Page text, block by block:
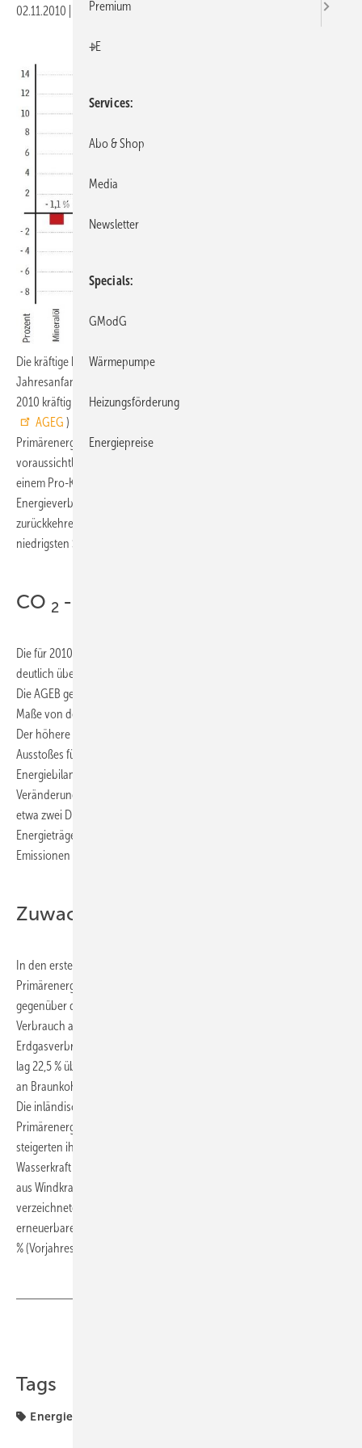
02.11.2010 Druckvorschau
Die kräftige konjunkturelle Erholung und die Kälteperiode am
Jahresanfang werden den Energieverbrauch in Deutschland im Jahr
2010 kräftig steigern. Die Arbeitsgemeinschaft Energiebilanzen (
AGEG ) rechnet in ihrer ersten Prognose für das Gesamtjahr beim
Primärenergieverbrauch mit einem Zuwachs um knapp 4 % auf
voraussichtlich etwa 13.900 PJ (das entspricht 475 Mio. t SKE und
einem Pro-Kopf-Verbrauch von 47.150 kWh). Damit würde der
Energieverbrauch aber noch nicht zum Niveau des Jahres 2008
zurückkehren, sondern – mit Ausnahme des Jahres 2009 – den
niedrigsten Stand seit 1990 haben.
CO 2 -Emissionen werden steigen
Die für 2010 geschätzte Zunahme des Energieverbrauchs liegt
deutlich über dem erwarteten Wirtschaftswachstum von bis zu 3,5 %.
Die AGEB geht davon aus, dass die konjunkturelle Erholung in starkem
Maße von den energieintensiven Industriebranchen getragen wird.
Der höhere Energieverbrauch wird zu einem Anstieg des CO
Ausstoßes führen, da sich nach den Berechnungen der AG
Energiebilanzen beim Mix der Energieträger 2010 nur geringfügige
Veränderungen zugunsten CO
etwa zwei Drittel des Verbrauchszuwachses auf kohlenstoffhaltige
Energieträger entfällt. Gerechnet wird mit einer Zunahme der CO
Emissionen um rund 4 %.
Zuwachs bis September über 4,1 %
In den ersten neun Monaten des Jahres 2010 stieg der Verbrauch an
Primärenergieträgern nach aktuellen Berechnungen der AGEB
gegenüber dem Vorjahreszeitraum um 4,1 % auf 10.216 PJ. Der
Verbrauch an Mineralöl verringerte sich um gut 1 %. Der
Erdgasverbrauch erhöhte sich um 5 %. Der Verbrauch an Steinkohle
lag 22,5 % über dem Vorjahreszeitraum, der Primärenergieverbrauch
an Braunkohle lag knapp über dem Niveau des Vorjahreszeitraums.
Die inländischen Kernkraftwerke erhöhten ihren Beitrag zum
Primärenergieverbrauch um gut 5 %, erneuerbaren Energien
steigerten ihren Beitrag um knapp 6 %. Die Stromerzeugung aus
Wasserkraft (ohne Pumpspeicher) verringerte sich um knapp 3 %, die
aus Windkraft ging um 2,8 % zurück. Photovoltaik und Biogas
verzeichneten weiter deutliche Zuwächse. Der Anteil aller
erneuerbarer Energien am Primärenergieverbrauch stieg leicht auf 9,1
% (Vorjahreszeitraum: 8,9 %).
Tags
Energieverbrauch
Premium
+E
Services
Abo & Shop
Media
Newsletter
Specials
GModG
Wärmepumpe
Heizungsförderung
Energiepreise